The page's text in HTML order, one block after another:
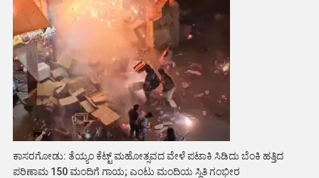
ಕಾಸರಗೋಡು: ತೆಯ್ಯಂ ಕೆಟ್ಟ್ ಮಹೋತ್ಸವದ ವೇಳೆ ಪಟಾಕಿ ಸಿಡಿದು ಬೆಂಕಿ ಹತ್ತಿದ
ಪರಿಣಾಮ 150 ಮಂದಿಗೆ ಗಾಯ; ಎಂಟು ಮಂದಿಯ ಸ್ಥಿತಿ ಗಂಭೀರ